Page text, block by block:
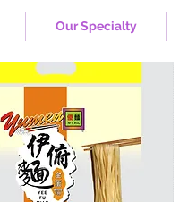
Our Specialty